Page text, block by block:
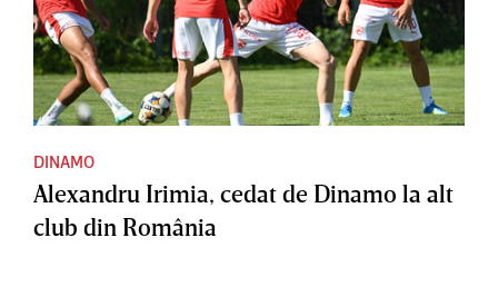
DINAMO
Alexandru Irimia, cedat de Dinamo la alt
club din România